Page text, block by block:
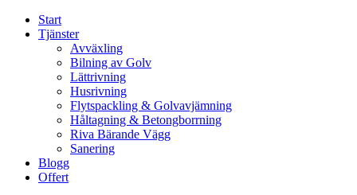
Start
Tjänster
Avväxling
Bilning av Golv
Lättrivning
Husrivning
Flytspackling & Golvavjämning
Håltagning & Betongborrning
Riva Bärande Vägg
Sanering
Blogg
Offert